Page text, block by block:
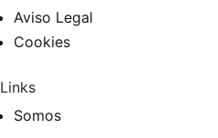
Aviso Legal
Cookies
Links
Somos